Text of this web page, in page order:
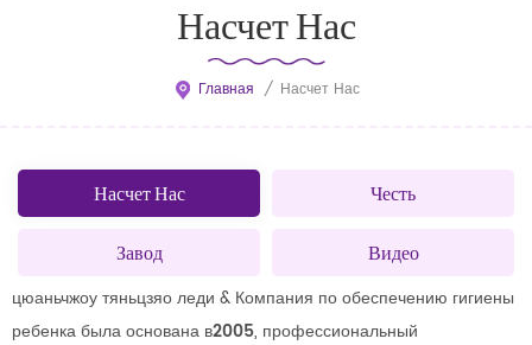
Насчет Нас
Главная / Насчет Нас
Насчет Нас Честь
Завод Видео
цюаньчжоу тяньцзяо леди & Компания по обеспечению гигиены
ребенка была основана в2005, профессиональный